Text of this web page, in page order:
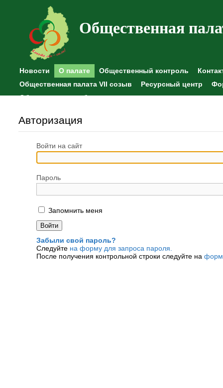
Общественная
Новости О палате Общественный контроль
Общественная палата VII созыв
Ресурсный центр
Общественные наблюдения
Авторизация
Войти на сайт
Пароль
Запомнить меня
Забыли свой пароль?
Следуйте на форму для запроса пароля.
После получения контрольной строки следуйте на